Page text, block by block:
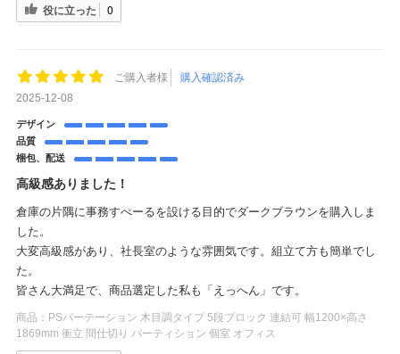
役に立った 0
ご購入者様
購入確認済み
2025-12-08
デザイン
品質
梱包、配送
高級感ありました！
倉庫の片隅に事務すぺーるを設ける目的でダークブラウンを購入しま
した。
大変高級感があり、社長室のような雰囲気です。組立て方も簡単でし
た。
皆さん大満足で、商品選定した私も「えっへん」です。
商品： PSパーテーション 木目調タイプ 5段ブロック 連結可 幅1200×高さ
1869mm 衝立 間仕切り パーティション 個室 オフィス